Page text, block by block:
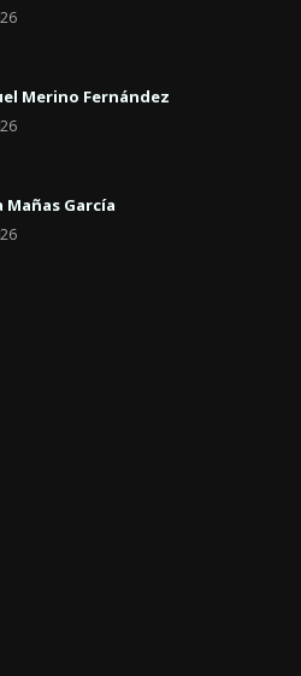
Merino Fernández
Mañas García